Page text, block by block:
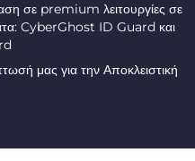
σε premium λειτουργίες σε
CyberGhost ID Guard και
μας για την Αποκλειστική